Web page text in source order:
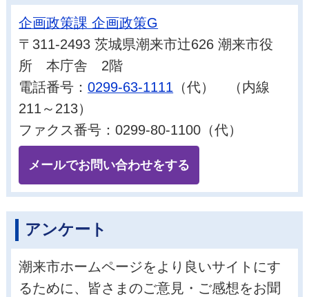
企画政策課 企画政策G
〒311-2493 茨城県潮来市辻626 潮来市役
所 本庁舎 2階
電話番号：0299-63-1111 （代） （内線
211～213）
ファクス番号：0299-80-1100（代）
メールでお問い合わせをする
アンケート
潮来市ホームページをより良いサイトにす
るために、皆さまのご意見・ご感想をお聞